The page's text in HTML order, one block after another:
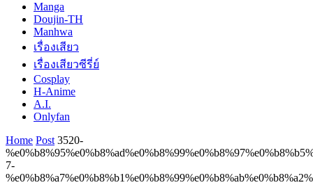
Manga
Doujin-TH
Manhwa
เรื่องเสียว
เรื่องเสียวซีรี่ย์
Cosplay
H-Anime
A.I.
Onlyfan
Home Post 3520-
7-